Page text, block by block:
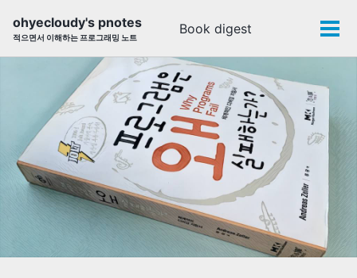
ohyecloudy's pnotes
적으면서 이해하는 프로그래밍 노트
Book digest
Toggle